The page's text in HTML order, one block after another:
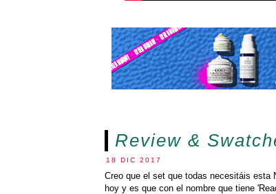
Review &
18 DIC 2017
Creo que el set que todas necesitáis esta
hoy y es que con el nombre que tiene